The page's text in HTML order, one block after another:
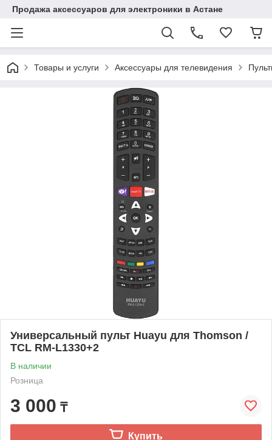
Продажа аксессуаров для электроники в Астане
Товары и услуги Аксессуары для телевидения
Универсальный пульт Huayu для Thomson /
TCL RM-L1330+2
В наличии
Розница
3 000 ₸
Купить